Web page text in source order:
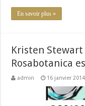
En savoir plus »
Kristen
Rosabotanica
admin 16 janvier 2014